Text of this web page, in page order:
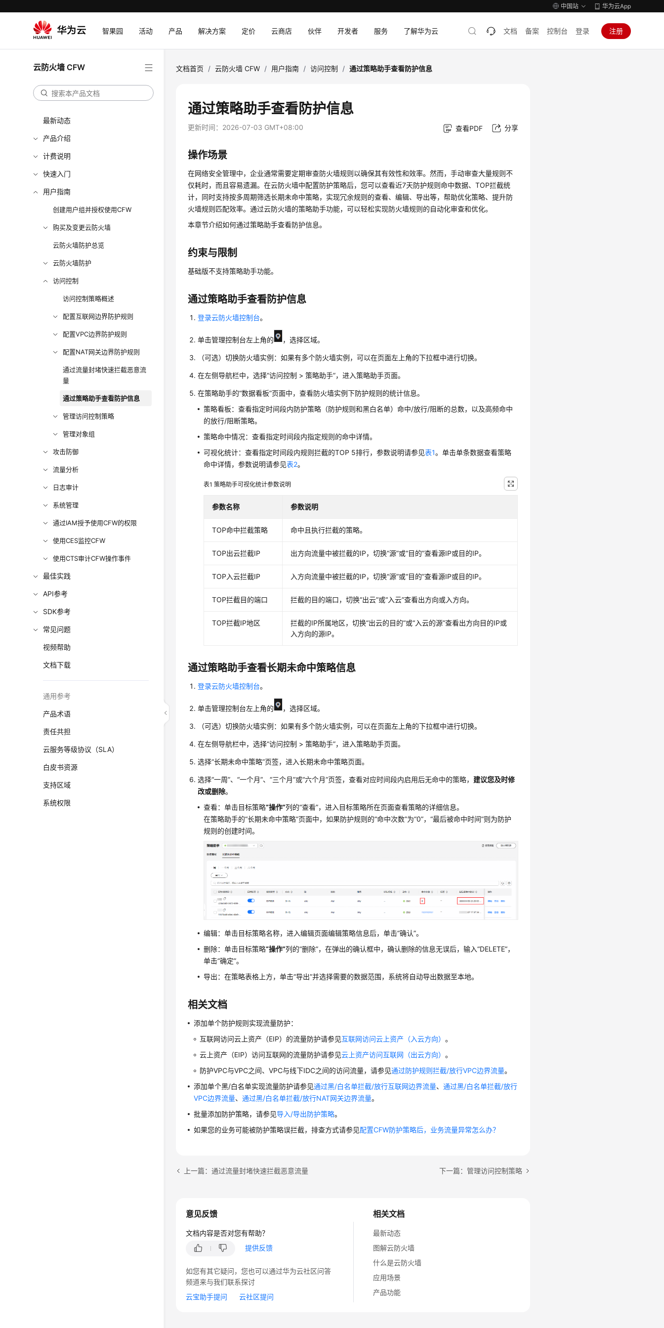
中国站 华为云App
智果园 活动 产品 解决方案 定价 云商店 伙伴 开发者 服务 了解华为云 文档 备案 控制台 登录 注册
云防火墙 CFW
最新动态
产品介绍
计费说明
快速入门
用户指南
创建用户组并授权使用CFW
购买及变更云防火墙
云防火墙防护总览
云防火墙防护
访问控制
访问控制策略概述
配置互联网边界防护规则
配置VPC边界防护规则
配置NAT网关边界防护规则
通过流量封堵快速拦截恶意流
量
通过策略助手查看防护信息
管理访问控制策略
管理对象组
攻击防御
流量分析
日志审计
系统管理
通过IAM授予使用CFW的权限
使用CES监控CFW
使用CTS审计CFW操作事件
最佳实践
API参考
SDK参考
常见问题
视频帮助
文档下载
通用参考
产品术语
责任共担
云服务等级协议（SLA）
白皮书资源
支持区域
系统权限
文档首页 / 云防火墙 CFW / 用户指南 / 访问控制 / 通过策略助手查看防护信息
通过策略助手查看防护信息
更新时间： 2026-07-03 GMT+08:00 查看PDF 分享
操作场景
在网络安全管理中，企业通常需要定期审查防火墙规则以确保其有效性和效率。然而，手动审查大量规则不
仅耗时，而且容易遗漏。在云防火墙中配置防护策略后，您可以查看近7天防护规则命中数据、TOP拦截统
计，同时支持按多周期筛选长期未命中策略，实现冗余规则的查看、编辑、导出等，帮助优化策略、提升防
火墙规则匹配效率。通过云防火墙的策略助手功能，可以轻松实现防火墙规则的自动化审查和优化。
本章节介绍如何通过策略助手查看防护信息。
约束与限制
基础版不支持策略助手功能。
通过策略助手查看防护信息
登录云防火墙控制台。
单击管理控制台左上角的 ，选择区域。
（可选）切换防火墙实例：如果有多个防火墙实例，可以在页面左上角的下拉框中进行切换。
在左侧导航栏中，选择“访问控制 >策略助手”，进入策略助手页面。
在策略助手的“数据看板”页面中，查看防火墙实例下防护规则的统计信息。
策略看板：查看指定时间段内防护策略（防护规则和黑白名单）命中/放行/阻断的总数，以及高频命中
的放行/阻断策略。
策略命中情况：查看指定时间段内指定规则的命中详情。
可视化统计：查看指定时间段内规则拦截的TOP 5排行，参数说明请参见表1。单击单条数据查看策略
命中详情，参数说明请参见表2。
表1策略助手可视化统计参数说明
参数名称 参数说明
TOP命中拦截策略 命中且执行拦截的策略。
TOP出云拦截IP 出方向流量中被拦截的IP，切换“源”或“目的”查看源IP或目的IP。
TOP入云拦截IP 入方向流量中被拦截的IP，切换“源”或“目的”查看源IP或目的IP。
TOP拦截目的端口 拦截的目的端口，切换“出云”或“入云”查看出方向或入方向。
TOP拦截IP地区 拦截的IP所属地区，切换“出云的目的”或“入云的源”查看出方向目的IP或
入方向的源IP。
通过策略助手查看长期未命中策略信息
登录云防火墙控制台。
单击管理控制台左上角的 ，选择区域。
（可选）切换防火墙实例：如果有多个防火墙实例，可以在页面左上角的下拉框中进行切换。
在左侧导航栏中，选择“访问控制 >策略助手”，进入策略助手页面。
选择“长期未命中策略”页签，进入长期未命中策略页面。
选择“一周”、“一个月”、“三个月”或“六个月”页签，查看对应时间段内启用后无命中的策略，建议您及时修
改或删除。
查看：单击目标策略“操作”列的“查看”，进入目标策略所在页面查看策略的详细信息。
在策略助手的“长期未命中策略”页面中，如果防护规则的“命中次数”为“0”，“最后被命中时间”则为防护
规则的创建时间。
编辑：单击目标策略名称，进入编辑页面编辑策略信息后，单击“确认”。
删除：单击目标策略“操作”列的“删除”，在弹出的确认框中，确认删除的信息无误后，输入“DELETE”，
单击“确定”。
导出：在策略表格上方，单击“导出”并选择需要的数据范围，系统将自动导出数据至本地。
相关文档
添加单个防护规则实现流量防护：
互联网访问云上资产（EIP）的流量防护请参见互联网访问云上资产（入云方向）。
云上资产（EIP）访问互联网的流量防护请参见云上资产访问互联网（出云方向）。
防护VPC与VPC之间、VPC与线下IDC之间的访问流量，请参见通过防护规则拦截/放行VPC边界流量。
添加单个黑/白名单实现流量防护请参见通过黑/白名单拦截/放行互联网边界流量、通过黑/白名单拦截/放行
VPC边界流量、通过黑/白名单拦截/放行NAT网关边界流量。
批量添加防护策略，请参见导入/导出防护策略。
如果您的业务可能被防护策略误拦截，排查方式请参见配置CFW防护策略后，业务流量异常怎么办？
上一篇：通过流量封堵快速拦截恶意流量 下一篇：管理访问控制策略
相关文档
最新动态
图解云防火墙
什么是云防火墙
应用场景
产品功能
意见反馈
文档内容是否对您有帮助？
提供反馈
如您有其它疑问，您也可以通过华为云社区问答
频道来与我们联系探讨
云宝助手提问
云社区提问